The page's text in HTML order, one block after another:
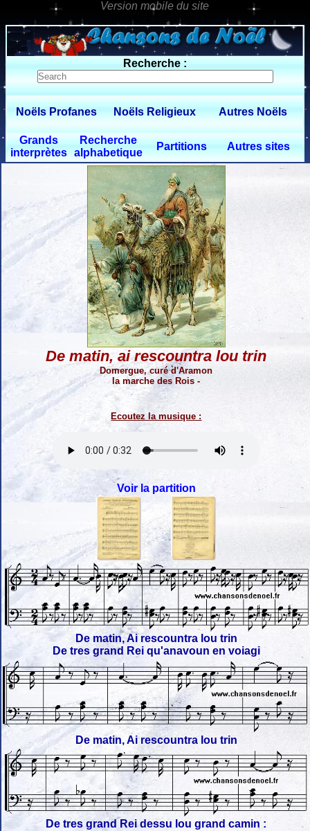
0 $limitbot 1 $limittot 2
Recherche :
Noëls Profanes Noëls Religieux Autres Noëls
Grands
interprètes
Recherche
alphabetique
Partitions Autres sites
De matin, ai rescountra lou trin
Domergue, curé d'Aramon
la marche des Rois -
Ecoutez la musique :
Voir la partition
De matin, Ai rescountra lou trin
De tres grand Rei qu'anavoun en voiagi
De matin, Ai rescountra lou trin
De tres grand Rei dessu lou grand camin :